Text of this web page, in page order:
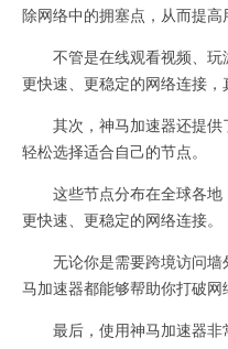
除网络中的拥塞点，从而提高
不管是在线观看视频、玩
更快速、更稳定的网络连接，
其次，神马加速器还提供
轻松选择适合自己的节点。
这些节点分布在全球各地
更快速、更稳定的网络连接。
无论你是需要跨境访问墙
马加速器都能够帮助你打破网
最后，使用神马加速器非